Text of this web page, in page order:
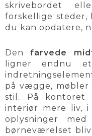
skrivebordet
forskellige steder,
du kan opdatere,
Denfarvede
ligner endnu
på vægge, møbler
stil. På
interiør mere liv,
oplysninger
børneværelset